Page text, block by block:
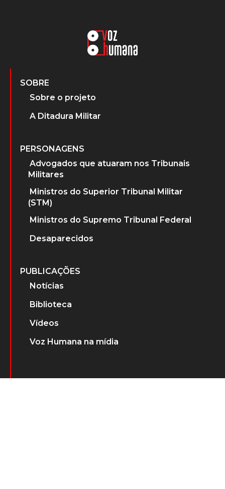
SOBRE
Sobre o projeto
A Ditadura Militar
PERSONAGENS
Advogados que atuaram nos Tribunais
Militares
Ministros do Superior Tribunal Militar
(STM)
Ministros do Supremo Tribunal Federal
Desaparecidos
PUBLICAÇÕES
Notícias
Biblioteca
Vídeos
Voz Humana na mídia